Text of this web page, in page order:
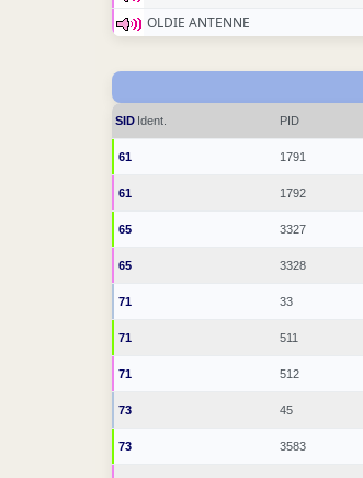
OLDIE ANTENNE
SID Ident. PID
61 1791
61 1792
65 3327
65 3328
71 33
71 511
71 512
73 45
73 3583